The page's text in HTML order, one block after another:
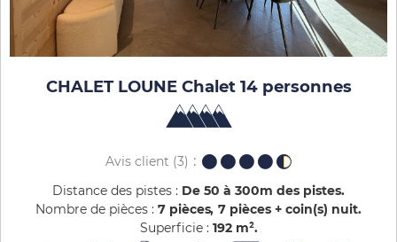
CHALET LOUNE Chalet 14 personnes
Avis client (3)
Distance des pistes : De 50 à 300m des pistes
Nombre de pièces : 7 pièces 7 pièces + coin(s) nuit
Superficie : 192 m²